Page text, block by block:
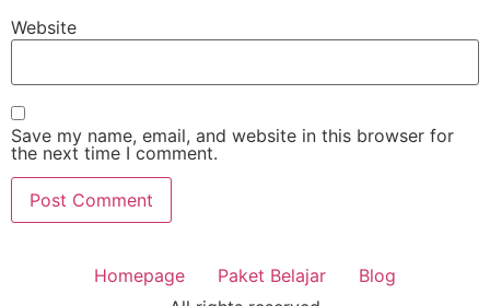
Website
Save my name, email, and website in this browser for
the next time I comment.
Homepage Paket Belajar
Blog